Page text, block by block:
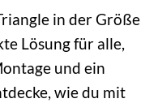
in der Größe
Lösung für alle,
und ein
wie du mit